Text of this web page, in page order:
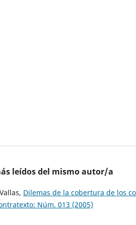
leídos del mismo autor/a
Dilemas de la cobertura de los
Núm. 013 (2005)